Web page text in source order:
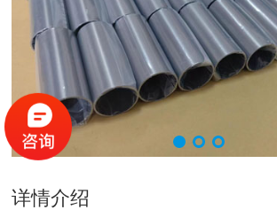
详情介绍